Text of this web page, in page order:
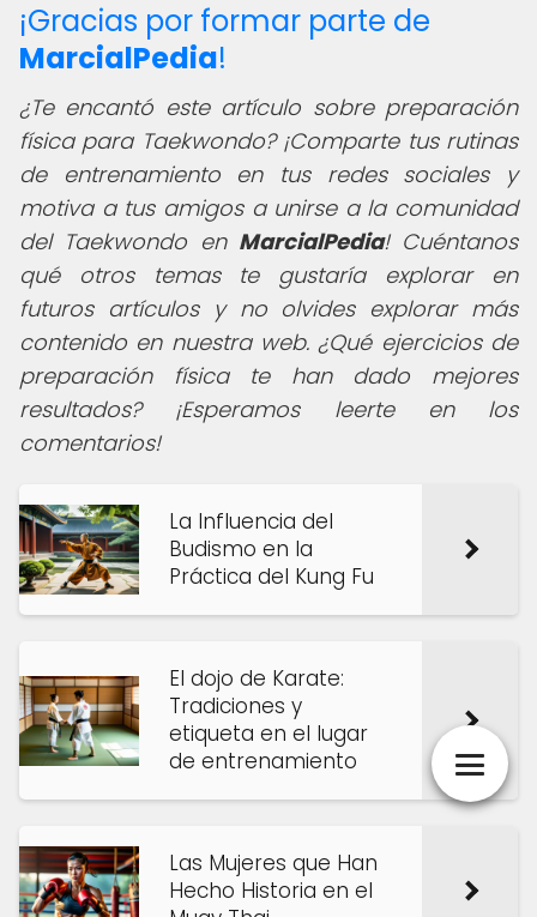
¡Gracias por formar parte de
MarcialPedia!
¿Te encantó este artículo sobre preparación
física para Taekwondo? ¡Comparte tus rutinas
de entrenamiento en tus redes sociales y
motiva a tus amigos a unirse a la comunidad
del Taekwondo en MarcialPedia! Cuéntanos
qué otros temas te gustaría explorar en
futuros artículos y no olvides explorar más
contenido en nuestra web. ¿Qué ejercicios de
preparación física te han dado mejores
resultados? ¡Esperamos leerte en los
comentarios!
La Influencia del
Budismo en la
Práctica del Kung Fu
El dojo de Karate:
Tradiciones y
etiqueta en el lugar
de entrenamiento
Las Mujeres que Han
Hecho Historia en el